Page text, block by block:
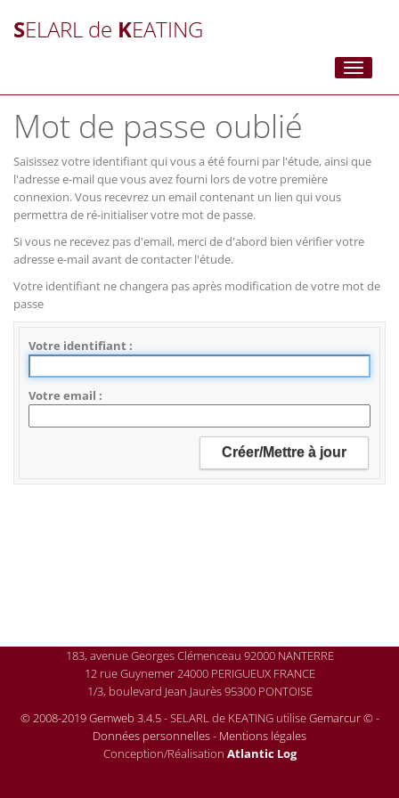
SELARL de KEATING
Toggle
Mot de passe oublié
Saisissez votre identifiant qui vous a été fourni par l'étude, ainsi que
l'adresse e-mail que vous avez fourni lors de votre première
connexion. Vous recevrez un email contenant un lien qui vous
permettra de ré-initialiser votre mot de passe.
Si vous ne recevez pas d'email, merci de d'abord bien vérifier votre
adresse e-mail avant de contacter l'étude.
Votre identifiant ne changera pas après modification de votre mot de
passe
Votre identifiant
Votre email
183, avenue Georges Clémenceau 92000 NANTERRE
12 rue Guynemer 24000 PERIGUEUX FRANCE
1/3, boulevard Jean Jaurès 95300 PONTOISE
© 2008-2019 Gemweb 3.4.5- SELARL de KEATING utiliseGemarcur ©-
Données personnelles- Mentions légales
Conception/Réalisation Atlantic Log